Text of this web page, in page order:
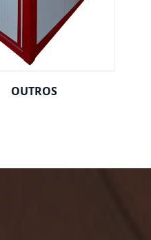
OUTROS